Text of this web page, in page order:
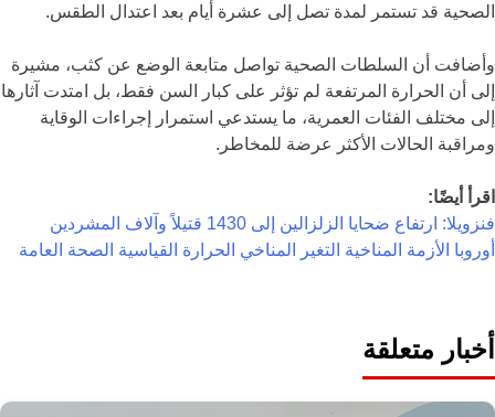
الصحية قد تستمر لمدة تصل إلى عشرة أيام بعد اعتدال الطقس.
وأضافت أن السلطات الصحية تواصل متابعة الوضع عن كثب، مشيرة
إلى أن الحرارة المرتفعة لم تؤثر على كبار السن فقط، بل امتدت آثارها
إلى مختلف الفئات العمرية، ما يستدعي استمرار إجراءات الوقاية
ومراقبة الحالات الأكثر عرضة للمخاطر.
اقرأ أيضًا:
فنزويلا: ارتفاع ضحايا الزلزالين إلى 1430 قتيلاً وآلاف المشردين
أوروبا الأزمة المناخية التغير المناخي الحرارة القياسية الصحة العامة
أخبار متعلقة